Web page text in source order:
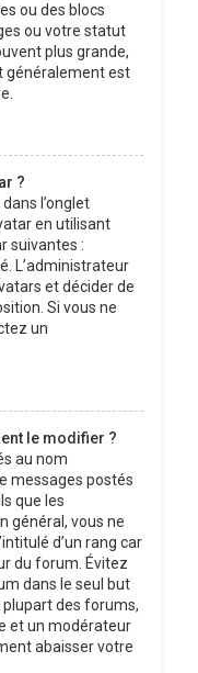
ou des blocs
ou votre statut
plus grande,
généralement est
?
l’onglet
en utilisant
suivantes :
L’administrateur
et décider de
Si vous ne
un
le modifier ?
au nom
messages postés
que les
général, vous ne
d’un rang car
du forum. Évitez
dans le seul but
plupart des forums,
et un modérateur
abaisser votre